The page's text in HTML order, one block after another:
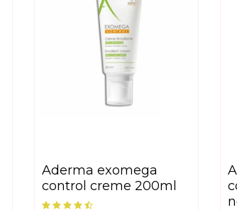
aderma exomega
control creme 200ml
aderma exomega